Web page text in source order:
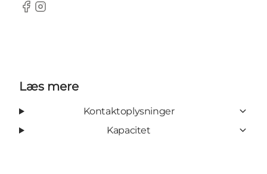
Facebook
Instagram
Læs mere
Kontaktoplysninger
Kapacitet